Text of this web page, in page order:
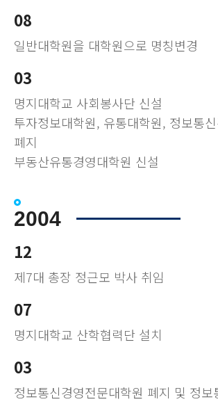
08
일반대학원을 대학원으로 명칭변경
03
명지대학교 사회봉사단 신설
투자정보대학원, 유통대학원, 정보통
폐지
부동산유통경영대학원 신설
2004
12
제7대 총장 정근모 박사 취임
07
명지대학교 산학협력단 설치
03
정보통신경영전문대학원 폐지 및 정보